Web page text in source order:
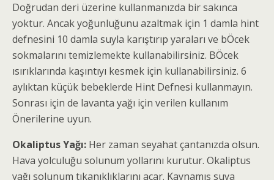
Doğrudan deri üzerine kullanmanızda bir sakınca
yoktur. Ancak yoğunluğunu azaltmak için 1 damla hint
defnesini 10 damla suyla karıştırıp yaraları ve bÖcek
sokmalarını temizlemekte kullanabilirsiniz. BÖcek
ısırıklarında kaşıntıyı kesmek için kullanabilirsiniz. 6
aylıktan küçük bebeklerde Hint Defnesi kullanmayın.
Sonrası için de lavanta yağı için verilen kullanım
Önerilerine uyun.
Okaliptus Yağı: Her zaman seyahat çantanızda olsun.
Hava yolculuğu solunum yollarını kurutur. Okaliptus
yağı solunum tıkanıklıklarını açar. Kaynamış suya